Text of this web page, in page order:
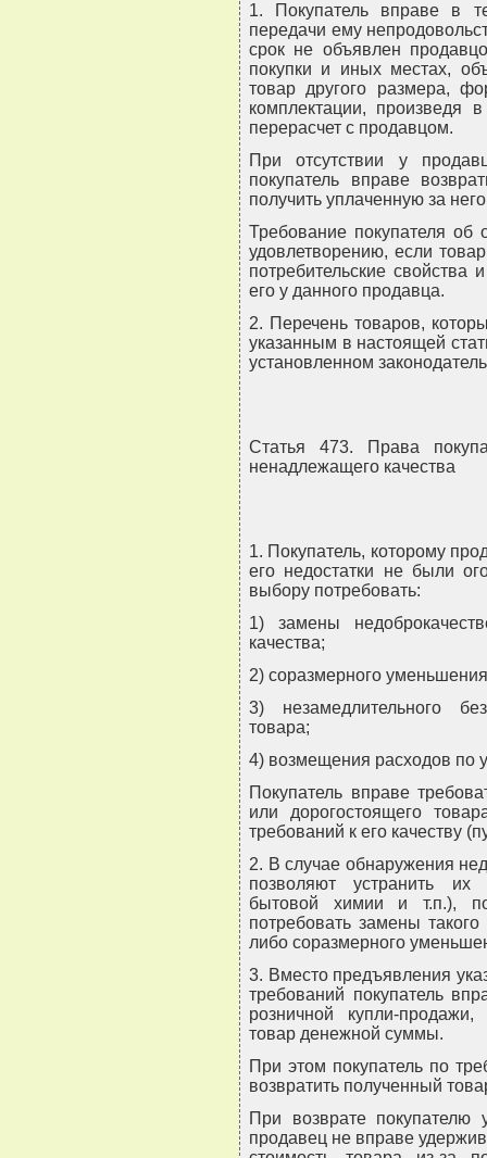
1. Покупатель вправе в
передачи ему
срок не объявлен
покупки и иных местах,
товар другого размера,
комплектации, произведя
перерасчет с продавцом.
При отсутствии у
покупатель вправе
получить уплаченную за
Требование покупателя об
удовлетворению, если
потребительские свойства
его у данного продавца.
2. Перечень товаров,
указанным в настоящей
установленном
Статья 473. Права
ненадлежащего качества
1. Покупатель, которому
его недостатки не были
выбору потребовать:
1) замены
качества;
2) соразмерного
3) незамедлительного
товара;
4) возмещения расходов по
Покупатель вправе
или дорогостоящего
требований к его качеству
2. В случае обнаружения
позволяют устранить их
бытовой химии и т.п.),
потребовать замены
либо соразмерного
3. Вместо предъявления
требований покупатель
розничной купли-
товар денежной суммы.
При этом покупатель по
возвратить полученный
При возврате
продавец не вправе